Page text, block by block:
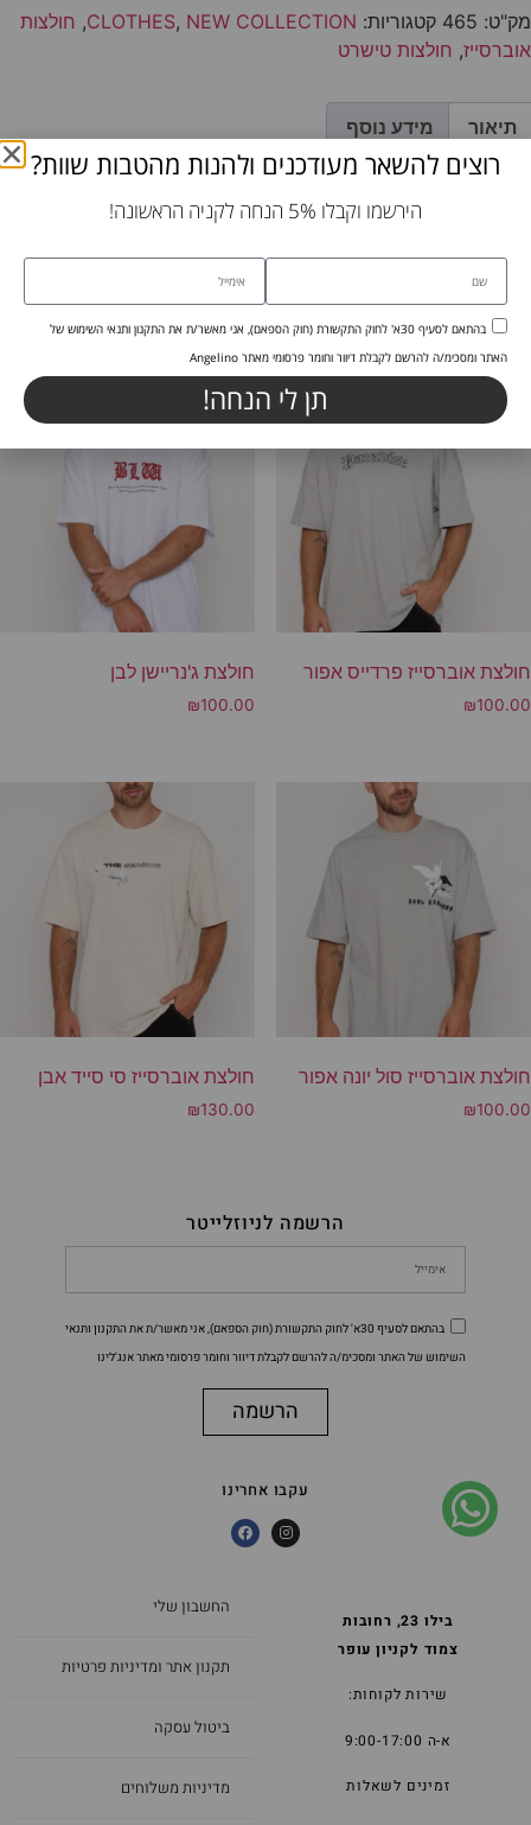
מק"ט: 465 קטגוריות: CLOTHES, NEW COLLECTION
, חולצות
אוברסייז, חולצות טישרט
תיאור מידע נוסף
חולצת ואנגוך פרחים אוברסייז
מוצרים קשורים
חולצת ג'נריישן לבן
₪100.00
חולצת אוברסייז פרדייס אפור
₪100.00
חולצת אוברסייז סי סייד אבן
₪130.00
חולצת אוברסייז סול יונה אפור
₪100.00
החשבון שלי
תקנון אתר ומדיניות פרטיות
ביטול עסקה
מדיניות משלוחים
בילו 23, רחובות
צמוד לקניון עופר
שירות לקוחות:
א-ה 9:00-17:00
זמינים לשאלות
הרשמה לניוזלייטר
בהתאם לסעיף 30א' לחוק התקשורת (חוק הספאם), אני מאשר/ת את התקנון ותנאי
השימוש של האתר ומסכימ/ה להרשם לקבלת דיוור וחומר פרסומי מאתר אנג'לינו
הרשמה
עקבו אחרינו
רוצים להשאר מעודכנים ולהנות מהטבות שוות?
הירשמו וקבלו 5% הנחה לקניה הראשונה!
בהתאם לסעיף 30א' לחוק התקשורת (חוק הספאם), אני מאשר/ת את התקנון ותנאי השימוש של
האתר ומסכימ/ה להרשם לקבלת דיוור וחומר פרסומי מאתר Angelino
תן לי הנחה!